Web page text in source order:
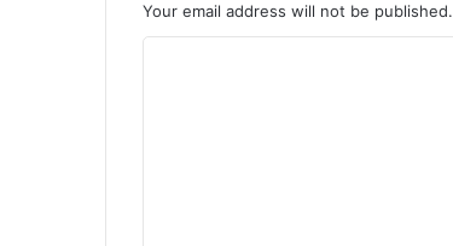
Your email address will not be published.